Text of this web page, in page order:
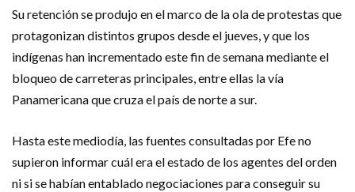
Su retención se produjo en el marco de la ola de protestas que
protagonizan distintos grupos desde el jueves, y que los
indígenas han incrementado este fin de semana mediante el
bloqueo de carreteras principales, entre ellas la vía
Panamericana que cruza el país de norte a sur.
Hasta este mediodía, las fuentes consultadas por Efe no
supieron informar cuál era el estado de los agentes del orden
ni si se habían entablado negociaciones para conseguir su